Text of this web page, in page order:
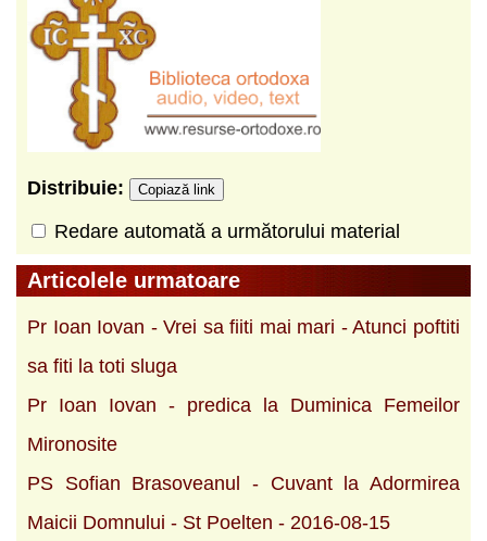
Distribuie: Copiază link
Redare automată a următorului material
Articolele urmatoare
Pr Ioan Iovan - Vrei sa fiiti mai mari - Atunci poftiti
sa fiti la toti sluga
Pr Ioan Iovan - predica la Duminica Femeilor
Mironosite
PS Sofian Brasoveanul - Cuvant la Adormirea
Maicii Domnului - St Poelten - 2016-08-15